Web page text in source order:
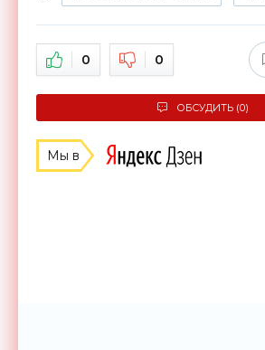
0 0
ОБСУДИТЬ (0)
Мы в